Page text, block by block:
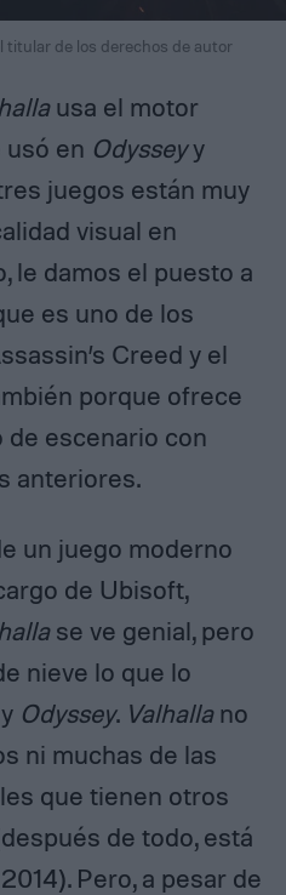
titular de los derechos de autor
usa el motor
usó en Odysseyy
juegos están muy
visual en
le damos el puesto a
es uno de los
Creed y el
porque ofrece
de escenario con
anteriores.
un juego moderno
de Ubisoft,
se ve genial, pero
nieve lo que lo
Odyssey. Valhallano
ni muchas de las
que tienen otros
de todo, está
Pero, a pesar de